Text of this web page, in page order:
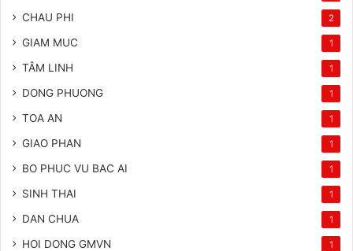
CHAU PHI 2
GIAM MUC 1
TÂM LINH 1
DONG PHUONG 1
TOA AN 1
GIAO PHAN 1
BO PHUC VU BAC AI 1
SINH THAI 1
DAN CHUA 1
HOI DONG GMVN 1